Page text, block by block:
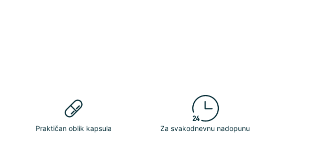
Praktičan oblik kapsula Za svakodnevnu nadopunu